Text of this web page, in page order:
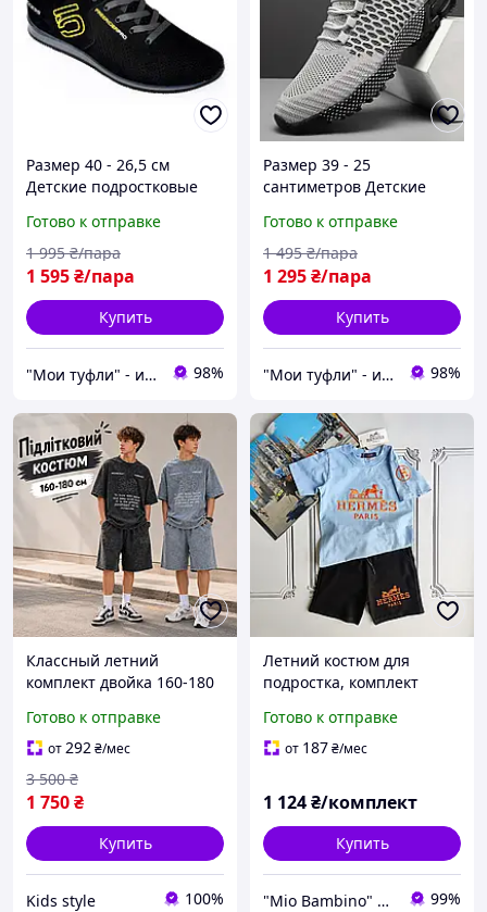
Размер 40 - 26,5 см
Детские подростковые
кожаные, с перфорацией,
черные, подошва из
пены
Готово к отправке
1 595₴/пара
1 995 ₴/пара
Купить
"Мои туфли" - интернет магазин обуви на все случаи жизни. 98%
Размер 39 - 25
сантиметров Детские
кроссовки Bull, серые,
текстильные, легкие на
подошве из пены
Готово к отправке
1 295₴/пара
1 495 ₴/пара
Купить
"Мои туфли" - интернет магазин обуви на все случаи жизни. 98%
Классный летний
комплект двойка 160-180
подросток, детские
молодежные вареные
костюмы футболка шорты
Готово к отправке
от292₴/мес
1 750₴
3 500 ₴
Купить
Kids style 100%
Летний костюм для
подростка, комплект
мальчика
Готово к отправке
от 187₴/мес
1 124₴/комплект
Купить
"Mio Bambino" магазин детской брендовой одежды 99%